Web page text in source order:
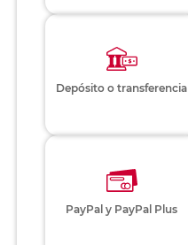
Depósito o transferencia
PayPal y PayPal Plus